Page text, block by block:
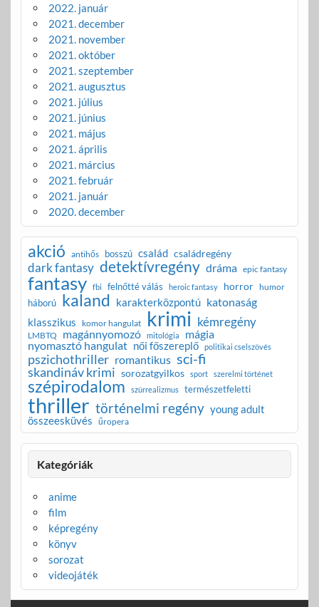
2022. január
2021. december
2021. november
2021. október
2021. szeptember
2021. augusztus
2021. július
2021. június
2021. május
2021. április
2021. március
2021. február
2021. január
2020. december
akció antihős bosszú család családregény
dark fantasy detektívregény dráma epic fantasy
fantasy fbi felnőtté válás heroic fantasy horror humor
háború kaland karakterközpontú katonaság
klasszikus komor hangulat krimi kémregény
LMBTQ magánnyomozó mitológia mágia
nyomasztó hangulat női főszereplő politikai cselszövés
pszichothriller romantikus sci-fi
skandináv krimi sorozatgyilkos sport szerelmi történet
szépirodalom szürrealizmus természetfeletti
thriller történelmi regény young adult
összeesküvés űropera
Kategóriák
anime
film
képregény
könyv
sorozat
videojáték